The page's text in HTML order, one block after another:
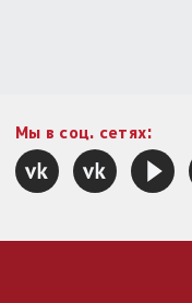
Мы в соц. сетях: